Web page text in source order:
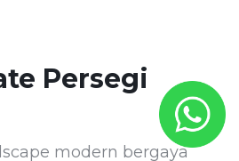
Persegi
modern bergaya